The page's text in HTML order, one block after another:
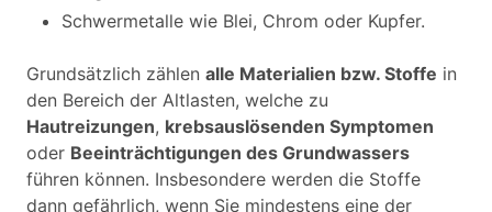
Schwermetalle wie Blei, Chrom oder Kupfer.
Grundsätzlich zählen alle Materialien bzw. Stoffe in
den Bereich der Altlasten, welche zu
Hautreizungen, krebsauslösenden Symptomen
oder Beeinträchtigungen des Grundwassers
führen können. Insbesondere werden die Stoffe
dann gefährlich, wenn Sie mindestens eine der